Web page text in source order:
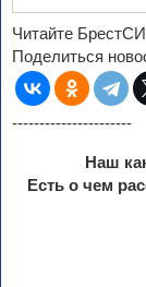
Читайте
Поделиться
----------------------
Наш
Есть о чем